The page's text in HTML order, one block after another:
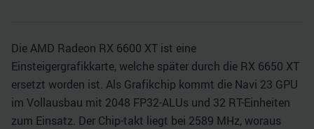
Die AMD Radeon RX 6600 XT ist eine
Einsteigergrafikkarte, welche später durch die RX 6650 XT
ersetzt worden ist. Als Grafikchip kommt die Navi 23 GPU
im Vollausbau mit 2048 FP32-ALUs und 32 RT-Einheiten
zum Einsatz. Der Chip-takt liegt bei 2589 MHz, woraus